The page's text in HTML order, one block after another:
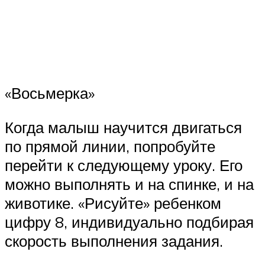
«Восьмерка»
Когда малыш научится двигаться
по прямой линии, попробуйте
перейти к следующему уроку. Его
можно выполнять и на спинке, и на
животике. «Рисуйте» ребенком
цифру 8, индивидуально подбирая
скорость выполнения задания.